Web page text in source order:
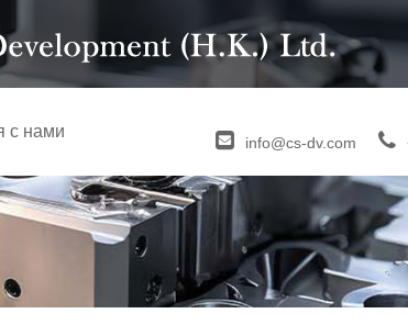
с нами
info@cs-dv.com